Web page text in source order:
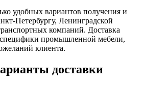
удобных вариантов получения и
Петербургу, Ленинградской
компаний. Доставка
специфики промышленной мебели,
клиента.
доставки